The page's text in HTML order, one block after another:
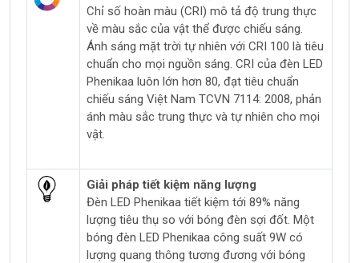
Chỉ số hoàn màu (CRI) mô tả độ trung thực
về màu sắc của vật thể được chiếu sáng.
Ánh sáng mặt trời tự nhiên với CRI 100 là tiêu
chuẩn cho mọi nguồn sáng. CRI của đèn LED
Phenikaa luôn lớn hơn 80, đạt tiêu chuẩn
chiếu sáng Việt Nam TCVN 7114: 2008, phản
ánh màu sắc trung thực và tự nhiên cho mọi
vật.
Giải pháp tiết kiệm năng lượng
Đèn LED Phenikaa tiết kiệm tới 89% năng
lượng tiêu thụ so với bóng đèn sợi đốt. Một
bóng đèn LED Phenikaa công suất 9W có
lượng quang thông tương đương với bóng